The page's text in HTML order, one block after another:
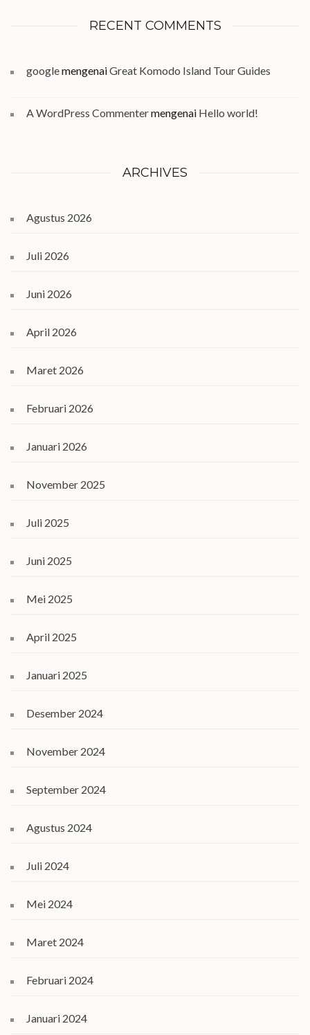
RECENT COMMENTS
googlemengenaiGreat Komodo Island Tour Guides
A WordPress Commentermengenai Hello world!
ARCHIVES
Agustus 2026
Juli 2026
Juni 2026
April 2026
Maret 2026
Februari 2026
Januari 2026
November 2025
Juli 2025
Juni 2025
Mei 2025
April 2025
Januari 2025
Desember 2024
November 2024
September 2024
Agustus 2024
Juli 2024
Mei 2024
Maret 2024
Februari 2024
Januari 2024